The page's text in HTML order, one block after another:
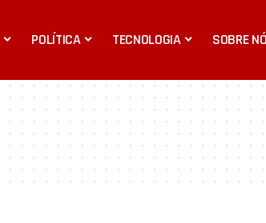
POLÍTICA TECNOLOGIA SOBRE